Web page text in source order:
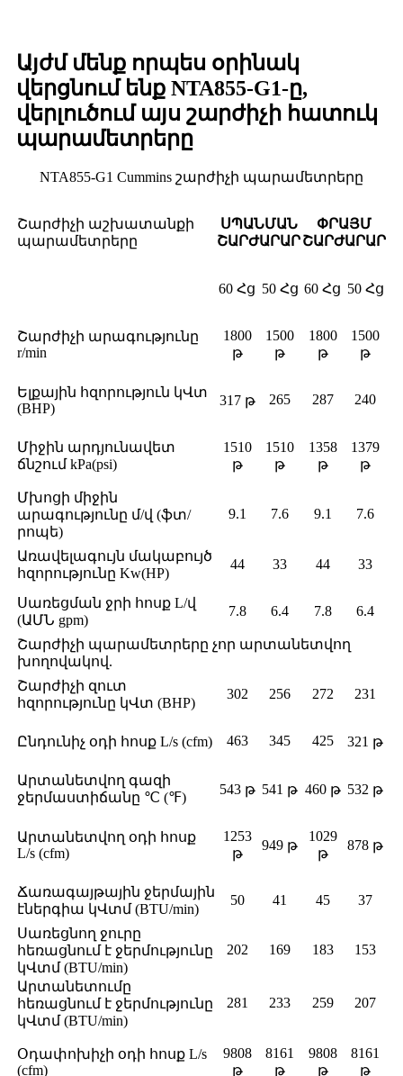
Այժմ մենք որպես օրինակ
վերցնում ենք NTA855-G1-ը,
վերլուծում այս շարժիչի հատուկ
պարամետրերը
NTA855-G1 Cummins շարժիչի պարամետրերը
Շարժիչի աշխատանքի
պարամետրերը
ՍՊԱՆՄԱՆ
ՇԱՐԺԱՐԱՐ
ՓՐԱՅՄ
ՇԱՐԺԱՐԱՐ
60 Հց 50 Հց 60 Հց 50 Հց
Շարժիչի արագությունը
r/min
1800
թ
1500
թ
1800
թ
1500
թ
Ելքային հզորություն կՎտ
(BHP)
317 թ 265 287 240
Միջին արդյունավետ
ճնշում kPa(psi)
1510
թ
1510
թ
1358
թ
1379
թ
Մխոցի միջին
արագությունը մ/վ (ֆտ/
րոպե)
9.1 7.6 9.1 7.6
Առավելագույն մակաբույծ
հզորությունը Kw(HP)
44 33 44 33
Սառեցման ջրի հոսք L/վ
(ԱՄՆ gpm)
7.8 6.4 7.8 6.4
Շարժիչի պարամետրերը չոր արտանետվող
խողովակով.
Շարժիչի զուտ
հզորությունը կՎտ (BHP)
302 256 272 231
Ընդունիչ օդի հոսք L/s (cfm) 463 345 425 321 թ
Արտանետվող գազի
ջերմաստիճանը ℃ (℉)
543 թ 541 թ 460 թ 532 թ
Արտանետվող օդի հոսք
L/s (cfm)
1253
թ
949 թ
1029
թ
878 թ
Ճառագայթային ջերմային
էներգիա կՎտմ (BTU/min)
50 41 45 37
Սառեցնող ջուրը
հեռացնում է ջերմությունը
կՎտմ (BTU/min)
202 169 183 153
Արտանետումը
հեռացնում է ջերմությունը
կՎտմ (BTU/min)
281 233 259 207
Օդափոխիչի օդի հոսք L/s
(cfm)
9808
թ
8161
թ
9808
թ
8161
թ